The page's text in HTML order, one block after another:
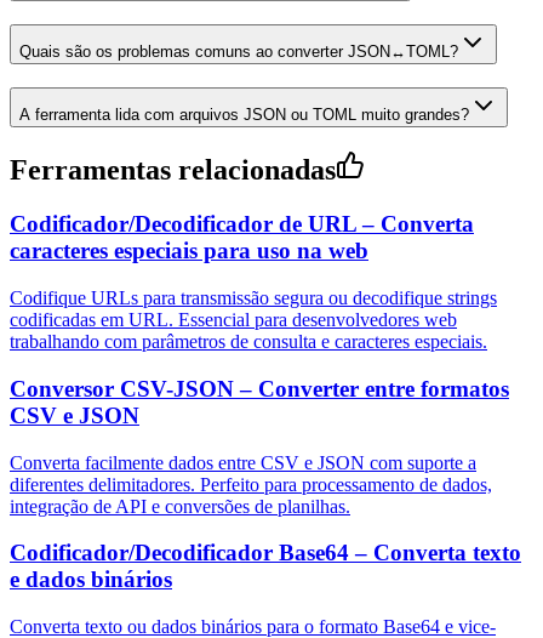
Quais são os problemas comuns ao converter JSON↔TOML?
A ferramenta lida com arquivos JSON ou TOML muito grandes?
Ferramentas relacionadas
Codificador/Decodificador de URL – Converta
caracteres especiais para uso na web
Codifique URLs para transmissão segura ou decodifique strings
codificadas em URL. Essencial para desenvolvedores web
trabalhando com parâmetros de consulta e caracteres especiais.
Conversor CSV-JSON – Converter entre formatos
CSV e JSON
Converta facilmente dados entre CSV e JSON com suporte a
diferentes delimitadores. Perfeito para processamento de dados,
integração de API e conversões de planilhas.
Codificador/Decodificador Base64 – Converta texto
e dados binários
Converta texto ou dados binários para o formato Base64 e vice-